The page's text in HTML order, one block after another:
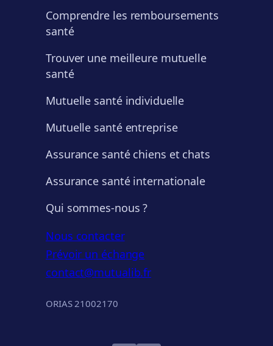
Comprendre les remboursements
santé
Trouver une meilleure mutuelle
santé
Mutuelle santé individuelle
Mutuelle santé entreprise
Assurance santé chiens et chats
Assurance santé internationale
Qui sommes-nous ?
Nous contacter
Prévoir un échange
contact@mutualib.fr
ORIAS 21002170